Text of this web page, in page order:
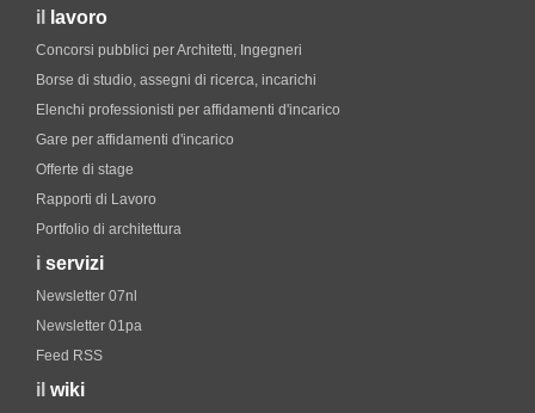
il lavoro
Concorsi pubblici per Architetti, Ingegneri
Borse di studio, assegni di ricerca, incarichi
Elenchi professionisti per affidamenti d'incarico
Gare per affidamenti d'incarico
Offerte di stage
Rapporti di Lavoro
Portfolio di architettura
i servizi
Newsletter 07nl
Newsletter 01pa
Feed RSS
il wiki